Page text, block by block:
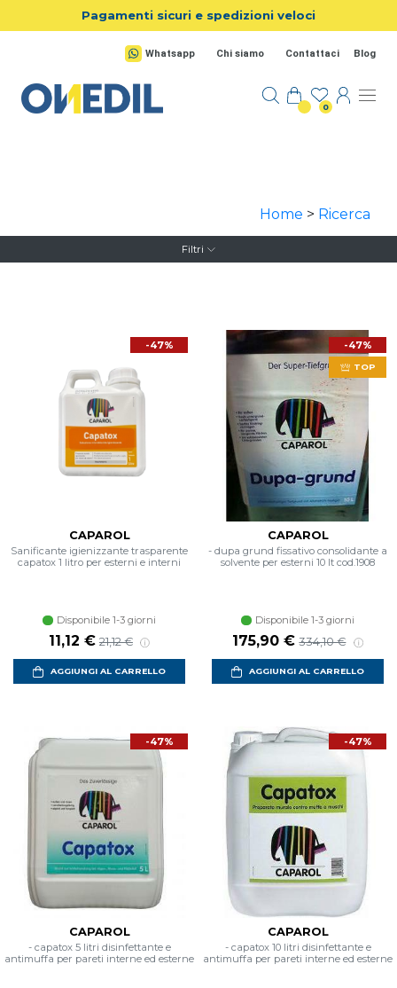
Salta al contenuto principale
Pagamenti sicuri e spedizioni veloci
Whatsapp Chi siamo Contattaci Blog
0
Home > Ricerca
Filtri
-47%
CAPAROL
Sanificante igienizzante trasparente
capatox 1 litro per esterni e interni
Disponibile 1-3 giorni
11,12 € 21,12 €
AGGIUNGI AL CARRELLO
-47%
TOP
CAPAROL
- dupa grund fissativo consolidante a
solvente per esterni 10 lt cod.1908
Disponibile 1-3 giorni
175,90 € 334,10 €
AGGIUNGI AL CARRELLO
-47%
CAPAROL
- capatox 5 litri disinfettante e
antimuffa per pareti interne ed esterne
-47%
CAPAROL
- capatox 10 litri disinfettante e
antimuffa per pareti interne ed esterne